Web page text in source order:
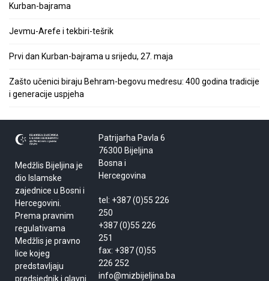
Kurban-bajrama
Jevmu-Arefe i tekbiri-tešrik
Prvi dan Kurban-bajrama u srijedu, 27. maja
Zašto učenici biraju Behram-begovu medresu: 400 godina tradicije
i generacije uspjeha
Medžlis Bijeljina je
dio Islamske
zajednice u Bosni i
Hercegovini.
Prema pravnim
regulativama
Medžlis je pravno
lice kojeg
predstavljaju
predsjednik i glavni
Patrijarha Pavla 6
76300 Bijeljina
Bosna i
Hercegovina
tel: +387 (0)55 226
250
+387 (0)55 226
251
fax: +387 (0)55
226 252
info@mizbijeljina.ba